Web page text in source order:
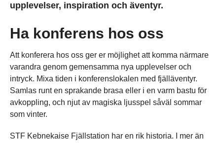
upplevelser, inspiration och äventyr.
Ha konferens hos oss
Att konferera hos oss ger er möjlighet att komma närmare
varandra genom gemensamma nya upplevelser och
intryck. Mixa tiden i konferenslokalen med fjälläventyr.
Samlas runt en sprakande brasa eller i en varm bastu för
avkoppling, och njut av magiska ljusspel såväl sommar
som vinter.
STF Kebnekaise Fjällstation har en rik historia. I mer än